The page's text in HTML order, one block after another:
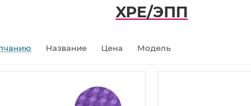
XPE/ЭПП
Название Цена Модель